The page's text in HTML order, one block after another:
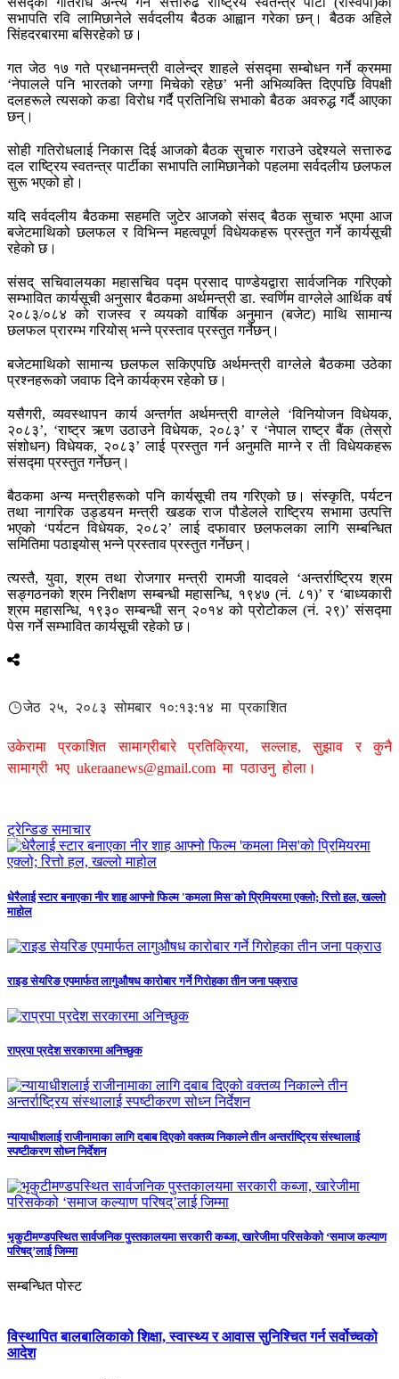
सभापति रवि लामिछानेले सर्वदलीय बैठक आह्वान गरेका छन्। बैठक अहिले
सिंहदरबारमा बसिरहेको छ।
गत जेठ १७ गते प्रधानमन्त्री वालेन्द्र शाहले संसद्मा सम्बोधन गर्ने क्रममा
‘नेपालले पनि भारतको जग्गा मिचेको रहेछ’ भनी अभिव्यक्ति दिएपछि विपक्षी
दलहरूले त्यसको कडा विरोध गर्दै प्रतिनिधि सभाको बैठक अवरुद्ध गर्दै आएका
छन्।
सोही गतिरोधलाई निकास दिई आजको बैठक सुचारु गराउने उद्देश्यले सत्तारुढ
दल राष्ट्रिय स्वतन्त्र पार्टीका सभापति लामिछानेको पहलमा सर्वदलीय छलफल
सुरू भएको हो।
यदि सर्वदलीय बैठकमा सहमति जुटेर आजको संसद् बैठक सुचारु भएमा आज
बजेटमाथिको छलफल र विभिन्न महत्वपूर्ण विधेयकहरू प्रस्तुत गर्ने कार्यसूची
रहेको छ।
संसद् सचिवालयका महासचिव पद्म प्रसाद पाण्डेयद्वारा सार्वजनिक गरिएको
सम्भावित कार्यसूची अनुसार बैठकमा अर्थमन्त्री डा. स्वर्णिम वाग्लेले आर्थिक वर्ष
२०८३/०८४ को राजस्व र व्ययको वार्षिक अनुमान (बजेट) माथि सामान्य
छलफल प्रारम्भ गरियोस् भन्ने प्रस्ताव प्रस्तुत गर्नेछन्।
बजेटमाथिको सामान्य छलफल सकिएपछि अर्थमन्त्री वाग्लेले बैठकमा उठेका
प्रश्नहरूको जवाफ दिने कार्यक्रम रहेको छ।
यसैगरी, व्यवस्थापन कार्य अन्तर्गत अर्थमन्त्री वाग्लेले ‘विनियोजन विधेयक,
२०८३’, ‘राष्ट्र ऋण उठाउने विधेयक, २०८३’ र ‘नेपाल राष्ट्र बैंक (तेस्रो
संशोधन) विधेयक, २०८३’ लाई प्रस्तुत गर्न अनुमति माग्ने र ती विधेयकहरू
संसद्मा प्रस्तुत गर्नेछन्।
बैठकमा अन्य मन्त्रीहरूको पनि कार्यसूची तय गरिएको छ। संस्कृति, पर्यटन
तथा नागरिक उड्डयन मन्त्री खडक राज पौडेलले राष्ट्रिय सभामा उत्पत्ति
भएको ‘पर्यटन विधेयक, २०८२’ लाई दफावार छलफलका लागि सम्बन्धित
समितिमा पठाइयोस् भन्ने प्रस्ताव प्रस्तुत गर्नेछन्।
त्यस्तै, युवा, श्रम तथा रोजगार मन्त्री रामजी यादवले ‘अन्तर्राष्ट्रिय श्रम
सङ्गठनको श्रम निरीक्षण सम्बन्धी महासन्धि, १९४७ (नं. ८१)’ र ‘बाध्यकारी
श्रम महासन्धि, १९३० सम्बन्धी सन् २०१४ को प्रोटोकल (नं. २९)’ संसद्मा
पेस गर्ने सम्भावित कार्यसूची रहेको छ।
जेठ २५, २०८३ सोमबार १०:१३:१४ मा प्रकाशित
उकेरामा प्रकाशित सामाग्रीबारे प्रतिक्रिया, सल्लाह, सुझाव र कुनै
सामाग्री भए ukeraanews@gmail.com मा पठाउनु होला।
ट्रेन्डिङ समाचार
धेरैलाई स्टार बनाएका नीर शाह आफ्नो फिल्म 'कमला मिस'को प्रिमियरमा एक्लो; रित्तो हल, खल्लो
माहोल
राइड सेयरिङ एपमार्फत लागुऔषध कारोबार गर्ने गिरोहका तीन जना पक्राउ
राप्रपा प्रदेश सरकारमा अनिच्छुक
न्यायाधीशलाई राजीनामाका लागि दबाब दिएको वक्तव्य निकाल्ने तीन अन्तर्राष्ट्रिय संस्थालाई
स्पष्टीकरण सोध्न निर्देशन
भृकुटीमण्डपस्थित सार्वजनिक पुस्तकालयमा सरकारी कब्जा, खारेजीमा परिसकेको ‘समाज कल्याण
परिषद्’लाई जिम्मा
सम्बन्धित पोस्ट
विस्थापित बालबालिकाको शिक्षा, स्वास्थ्य र आवास सुनिश्चित गर्न सर्वोच्चको
आदेश